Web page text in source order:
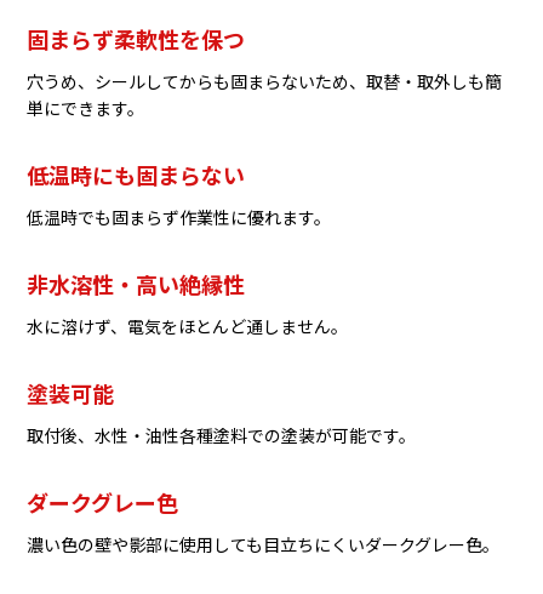
固まらず柔軟性を保つ
穴うめ、シールしてからも固まらないため、取替・取外しも簡
単にできます。
低温時にも固まらない
低温時でも固まらず作業性に優れます。
非水溶性・高い絶縁性
水に溶けず、電気をほとんど通しません。
塗装可能
取付後、水性・油性各種塗料での塗装が可能です。
ダークグレー色
濃い色の壁や影部に使用しても目立ちにくいダークグレー色。